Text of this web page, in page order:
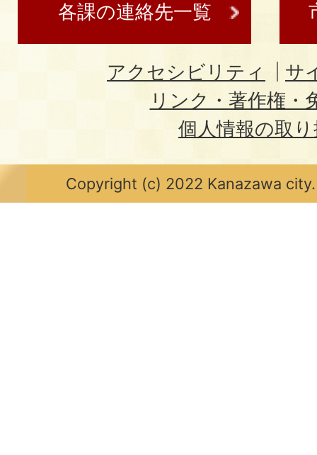
各課の連絡先一覧
アクセシビリティ
サ
リンク・著作権・
個人情報の取
Copyright (c) 2022 Kanazawa